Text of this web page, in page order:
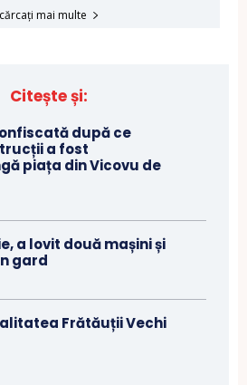
mai multe
Citește și:
după ce
a fost
piața din Vicovu de
a lovit două mașini și
gard
Frătăuții Vechi